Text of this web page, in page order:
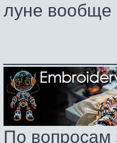
луне вообще
По вопросам